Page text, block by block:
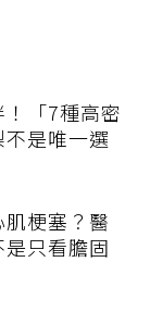
「7種高密
是唯一選
梗塞？醫
只看膽固